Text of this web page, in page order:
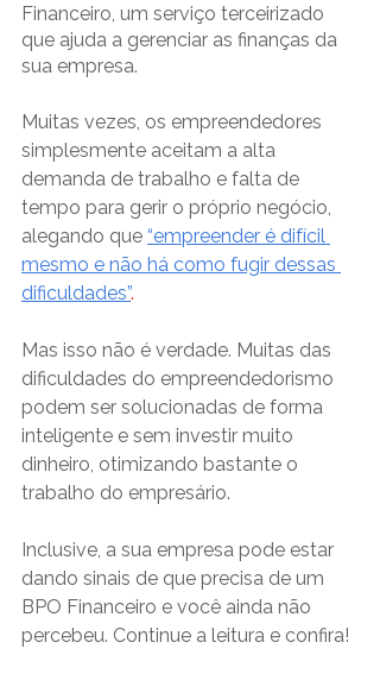
Financeiro, um serviço terceirizado
que ajuda a gerenciar as finanças da
sua empresa.
Muitas vezes, os empreendedores
simplesmente aceitam a alta
demanda de trabalho e falta de
tempo para gerir o próprio negócio,
alegando que “empreender é difícil
mesmo e não há como fugir dessas
dificuldades”.
Mas isso não é verdade. Muitas das
dificuldades do empreendedorismo
podem ser solucionadas de forma
inteligente e sem investir muito
dinheiro, otimizando bastante o
trabalho do empresário.
Inclusive, a sua empresa pode estar
dando sinais de que precisa de um
BPO Financeiro e você ainda não
percebeu. Continue a leitura e confira!